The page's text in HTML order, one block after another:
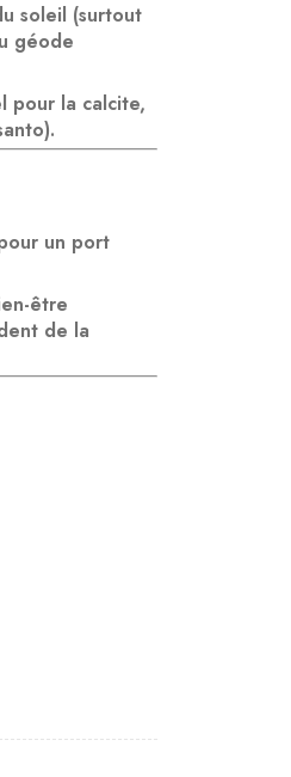
soleil (surtout
géode
pour la calcite,
un port
être
de la